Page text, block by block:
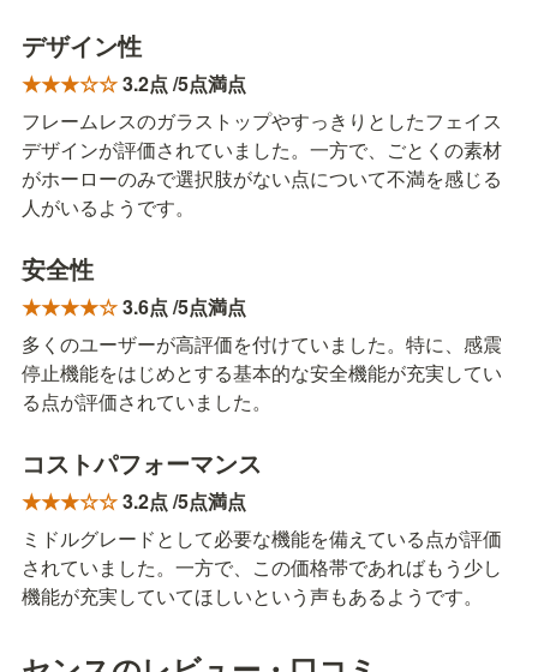
デザイン性
★★★☆☆ 3.2点 /5点満点
フレームレスのガラストップやすっきりとしたフェイス
デザインが評価されていました。一方で、ごとくの素材
がホーローのみで選択肢がない点について不満を感じる
人がいるようです。
安全性
★★★★☆ 3.6点 /5点満点
多くのユーザーが高評価を付けていました。特に、感震
停止機能をはじめとする基本的な安全機能が充実してい
る点が評価されていました。
コストパフォーマンス
★★★☆☆ 3.2点 /5点満点
ミドルグレードとして必要な機能を備えている点が評価
されていました。一方で、この価格帯であればもう少し
機能が充実していてほしいという声もあるようです。